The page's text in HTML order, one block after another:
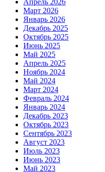
Март 2026
Январь 2026
Декабрь 2025
Октябрь 2025
Июнь 2025
Май 2025
Апрель 2025
Ноябрь 2024
Май 2024
Март 2024
Февраль 2024
Январь 2024
Декабрь 2023
Октябрь 2023
Сентябрь 2023
Август 2023
Июль 2023
Июнь 2023
Май 2023